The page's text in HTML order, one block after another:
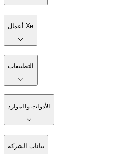
أعمال Xe
التطبيقات
الأدوات والموارد
بيانات الشركة